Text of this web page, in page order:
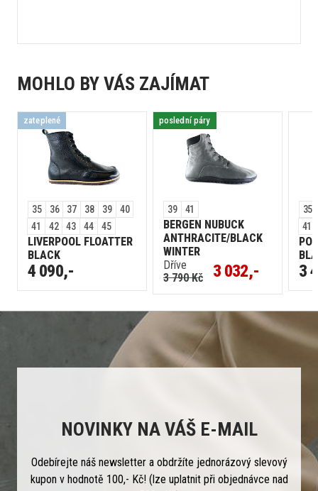
MOHLO BY VÁS ZAJÍMAT
zateplené
35 36 37 38 39
40
41
42 43 44 45
LIVERPOOL FLOATTER
BLACK
4 090,-
poslední páry
39 41
BERGEN NUBUCK
ANTHRACITE/BLACK
WINTER
Dříve
3 790 Kč
3 032,-
35
41
3
NOVINKY NA VÁŠ E-MAIL
Odebírejte náš newsletter a obdržíte jednorázový slevový
kupon v hodnotě 100,- Kč! (lze uplatnit při objednávce nad